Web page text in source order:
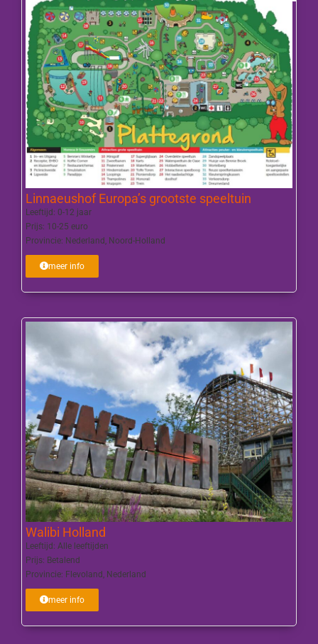
Linnaeushof Europa’s grootste speeltuin
Leeftijd: 0-12 jaar
Prijs: 10-25 euro
Provincie: Nederland , Noord-Holland
meer info
Walibi Holland
Leeftijd: Alle leeftijden
Prijs: Betalend
Provincie: Flevoland , Nederland
meer info